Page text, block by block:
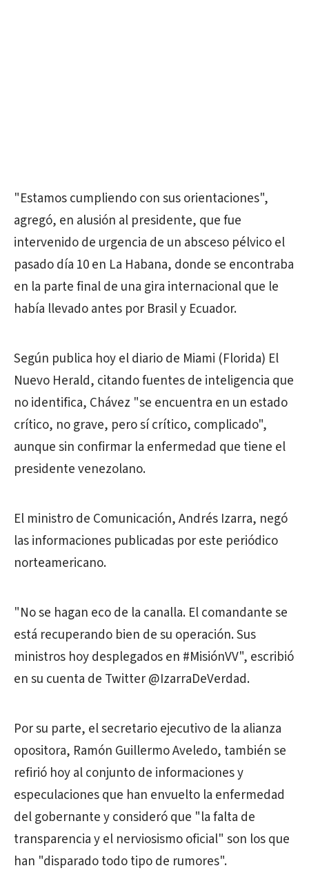
"Estamos cumpliendo con sus orientaciones",
agregó, en alusión al presidente, que fue
intervenido de urgencia de un absceso pélvico el
pasado día 10 en La Habana, donde se encontraba
en la parte final de una gira internacional que le
había llevado antes por Brasil y Ecuador.
Según publica hoy el diario de Miami (Florida) El
Nuevo Herald, citando fuentes de inteligencia que
no identifica, Chávez "se encuentra en un estado
crítico, no grave, pero sí crítico, complicado",
aunque sin confirmar la enfermedad que tiene el
presidente venezolano.
El ministro de Comunicación, Andrés Izarra, negó
las informaciones publicadas por este periódico
norteamericano.
"No se hagan eco de la canalla. El comandante se
está recuperando bien de su operación. Sus
ministros hoy desplegados en #MisiónVV", escribió
en su cuenta de Twitter @IzarraDeVerdad.
Por su parte, el secretario ejecutivo de la alianza
opositora, Ramón Guillermo Aveledo, también se
refirió hoy al conjunto de informaciones y
especulaciones que han envuelto la enfermedad
del gobernante y consideró que "la falta de
transparencia y el nerviosismo oficial" son los que
han "disparado todo tipo de rumores".